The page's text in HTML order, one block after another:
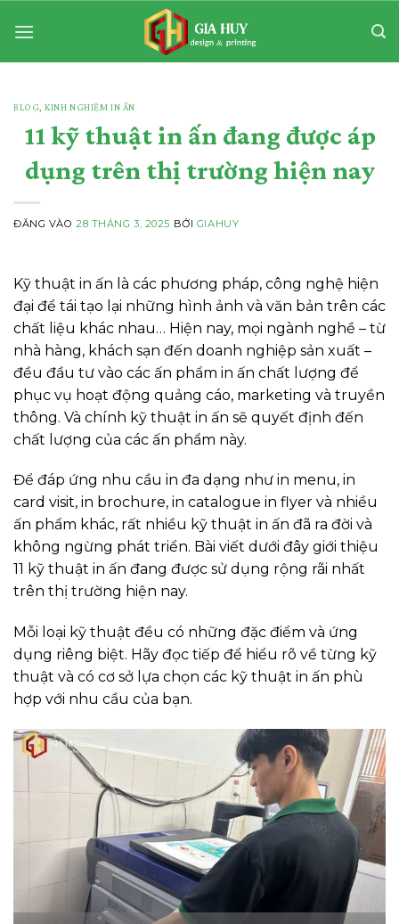
qua
BLOG ,KINH NGHIỆM IN ẤN
11 kỹ thuật in ấn đang được áp
dụng trên thị trường hiện nay
ĐĂNG VÀO28 THÁNG 3, 2025 BỞI GIAHUY
Kỹ thuật in ấn là các phương pháp, công nghệ hiện
đại để tái tạo lại những hình ảnh và văn bản trên các
chất liệu khác nhau… Hiện nay, mọi ngành nghề – từ
nhà hàng, khách sạn đến doanh nghiệp sản xuất –
đều đầu tư vào các ấn phẩm in ấn chất lượng để
phục vụ hoạt động quảng cáo, marketing và truyền
thông. Và chính kỹ thuật in ấn sẽ quyết định đến
chất lượng của các ấn phẩm này.
Để đáp ứng nhu cầu in đa dạng như in menu, in
card visit, in brochure, in catalogue in flyer và nhiều
ấn phẩm khác, rất nhiều kỹ thuật in ấn đã ra đời và
không ngừng phát triển. Bài viết dưới đây giới thiệu
11 kỹ thuật in ấn đang được sử dụng rộng rãi nhất
trên thị trường hiện nay.
Mỗi loại kỹ thuật đều có những đặc điểm và ứng
dụng riêng biệt. Hãy đọc tiếp để hiểu rõ về từng kỹ
thuật và có cơ sở lựa chọn các kỹ thuật in ấn phù
hợp với nhu cầu của bạn.